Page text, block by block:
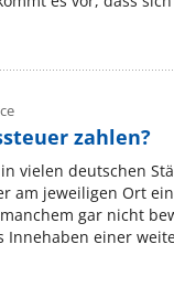
zahlen?
vielen deutschen
am jeweiligen Ort
gar nicht
Innehaben einer